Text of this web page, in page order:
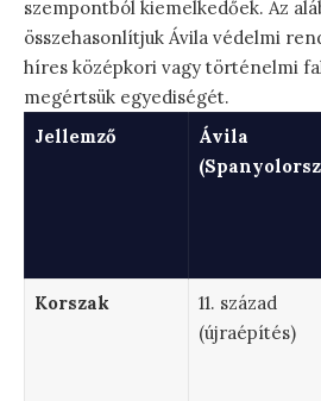
szempontból kiemelkedőek. Az
összehasonlítjuk Ávila védelmi
híres középkori vagy történelmi
megértsük egyediségét.
Jellemző
Ávila
Korszak
11. század
(újraépítés)